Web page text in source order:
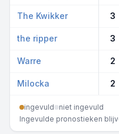
The Kwikker 3
the ripper 3
Warre 2
Milocka 2
ingevuld
niet ingevuld
Ingevulde pronostieken